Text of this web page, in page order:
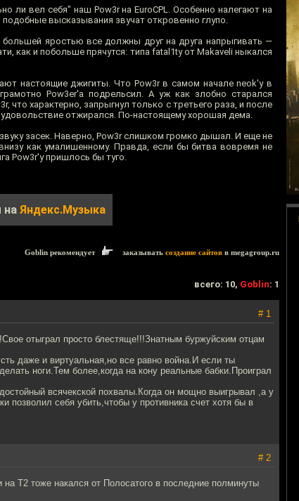
ли вел себя" наш Pow3r на EuroCPL. Особенно налегают на
подобные высказывания звучат откровенно глупо.
яростью все должны друг на друга напрыгивать —
как и побольше прячутся: типа fatal1ty от Makaveli ныкался
настоящие джигиты. Что Pow3r в самом начале neok'у в
Pow3er'a подрельсил. А уж как злобно старался
что характерно, запрыгнул только с третьего раза, и после
отжирался. По-настоящему хорошая дема.
засек. Наверно, Pow3r слишком громко дышал. И еще не
как умалишенному. Правда, если бы битва вовремя не
Pow3r'у пришлось бы туго.
на Яндекс.Музыка
Goblin рекомендует заказывать создание сайтов в megagroup.ru
всего: 10, Goblin: 1
# 1
отыграл просто блестяще!!!Знатным буржуйским отцам
даже и виртуальная,но все равно война.И если ты
ноги.Тем более,когда на кону реальные бабки.Проиграл
всячекской похвалы.Когда он мощно выигрывал ,а у
позволил себя убить,чтобы у противника счет хотя бы в
# 2
Т2 тоже накался от Полосатого в последние полминуты